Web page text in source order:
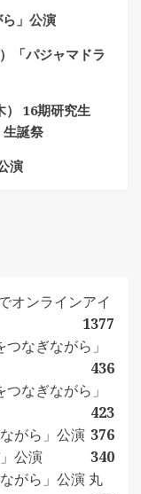
」公演
「パジャマドラ
） 16期研究生
生誕祭
演
オンラインアイ
1377
なぎながら」
436
なぎながら」
423
がら」公演 376
公演
340
がら」公演 丸